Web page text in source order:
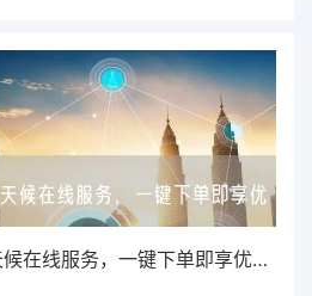
抖音业务新体验：全天候在线服务，一键下单即享优惠。